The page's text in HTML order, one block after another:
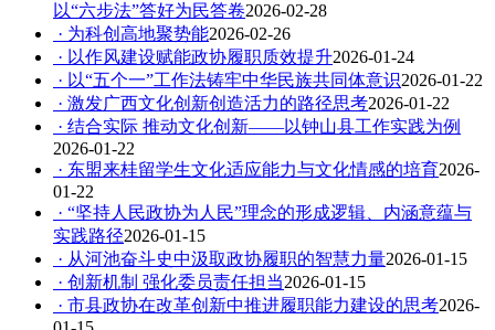
以“六步法”答好为民答卷2026-02-28
· 为科创高地聚势能2026-02-26
· 以作风建设赋能政协履职质效提升2026-01-24
· 以“五个一”工作法铸牢中华民族共同体意识2026-01-22
· 激发广西文化创新创造活力的路径思考2026-01-22
· 结合实际 推动文化创新——以钟山县工作实践为例
2026-01-22
· 东盟来桂留学生文化适应能力与文化情感的培育2026-
01-22
· “坚持人民政协为人民”理念的形成逻辑、内涵意蕴与
实践路径2026-01-15
· 从河池奋斗史中汲取政协履职的智慧力量2026-01-15
· 创新机制 强化委员责任担当2026-01-15
· 市县政协在改革创新中推进履职能力建设的思考2026-